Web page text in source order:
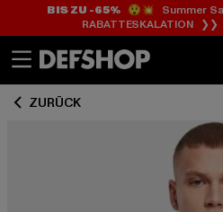
BIS ZU -65%😲💥 Summer
RABATTESKALATION ❯❯
ZURÜCK